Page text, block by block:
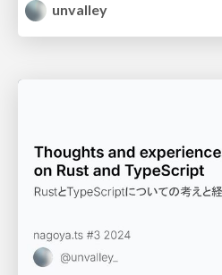
unvalley